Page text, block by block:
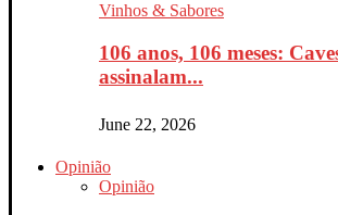
Vinhos & Sabores
106 anos, 106 meses:
assinalam...
June 22, 2026
Opinião
Opinião